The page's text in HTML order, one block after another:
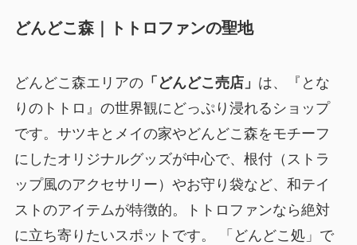
どんどこ森｜トトロファンの聖地
どんどこ森エリアの「どんどこ売店」 は、『とな
りのトトロ』の世界観にどっぷり浸れるショップ
です。サツキとメイの家やどんどこ森をモチーフ
にしたオリジナルグッズが中心で、根付（ストラ
ップ風のアクセサリー）やお守り袋など、和テイ
ストのアイテムが特徴的。トトロファンなら絶対
に立ち寄りたいスポットです。 「どんどこ処」で